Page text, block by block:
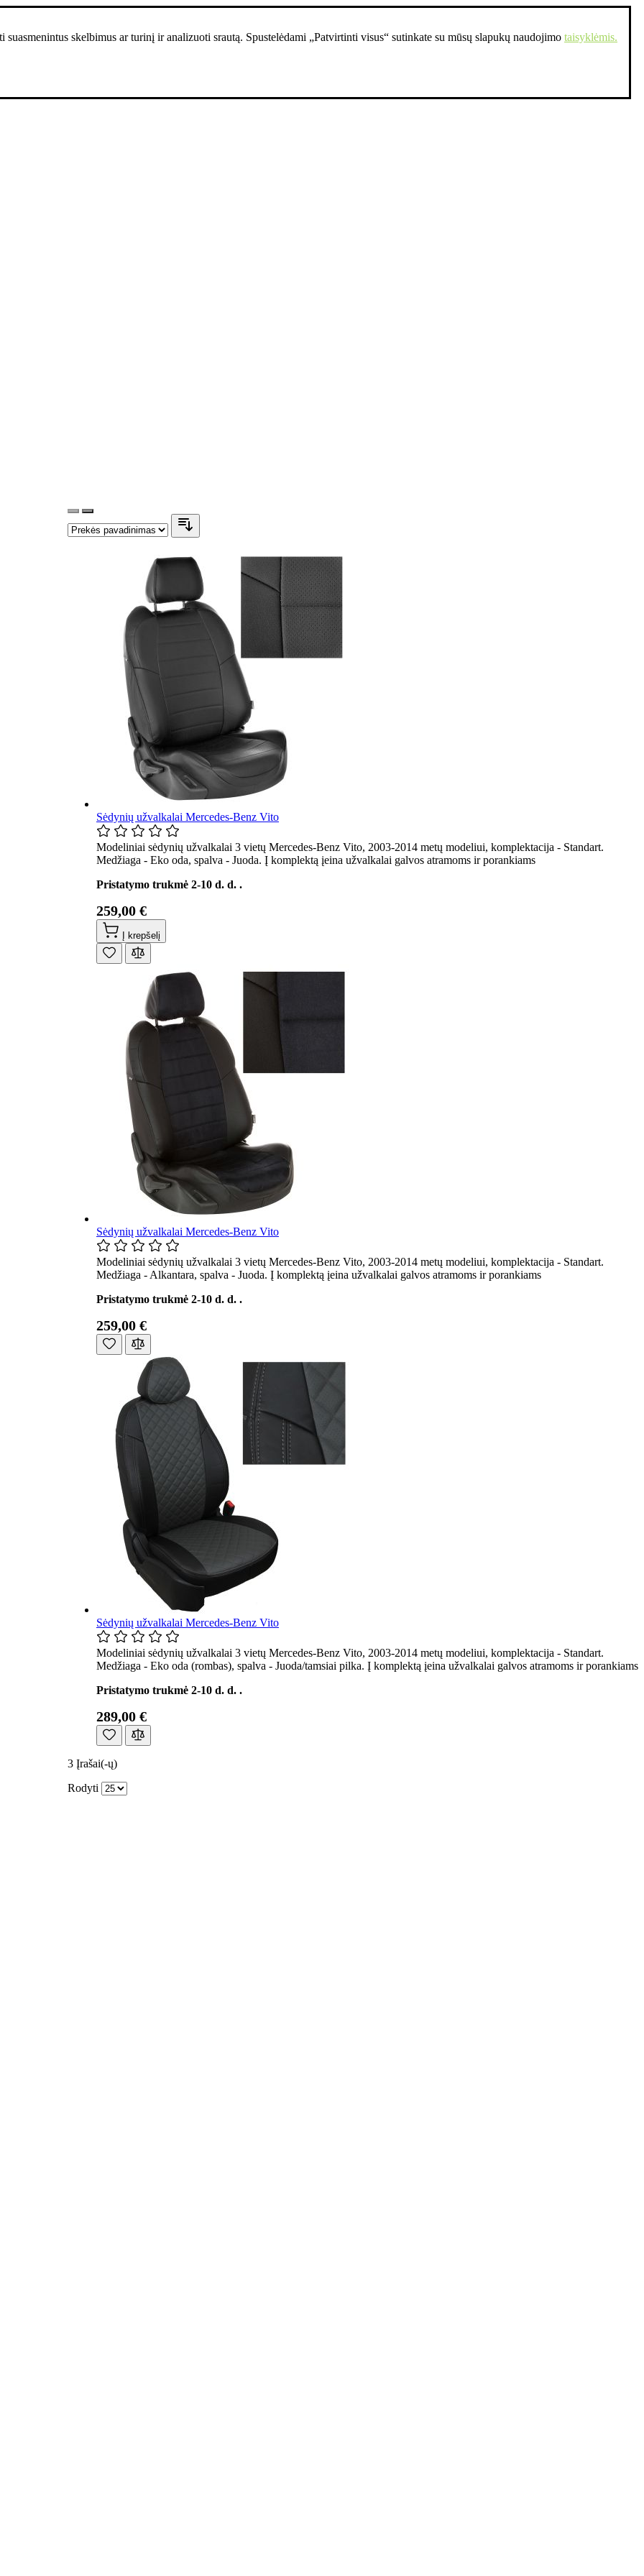
skelbimus ar turinį ir analizuoti srautą. Spustelėdami „Patvirtinti visus“ sutinkate su mūsų slapukų naudojimo taisyklėmis.
Sėdynių užvalkalai Mercedes-Benz Vito
Modeliniai sėdynių užvalkalai 3 vietų Mercedes-Benz Vito, 2003-2014 metų modeliui, komplektacija - Standart.
Medžiaga - Eko oda, spalva - Juoda. Į komplektą įeina užvalkalai galvos atramoms ir porankiams
Pristatymo trukmė 2-10 d. d. .
259,00 €
Į krepšelį
Sėdynių užvalkalai Mercedes-Benz Vito
Modeliniai sėdynių užvalkalai 3 vietų Mercedes-Benz Vito, 2003-2014 metų modeliui, komplektacija - Standart.
Medžiaga - Alkantara, spalva - Juoda. Į komplektą įeina užvalkalai galvos atramoms ir porankiams
Pristatymo trukmė 2-10 d. d. .
259,00 €
Sėdynių užvalkalai Mercedes-Benz Vito
Modeliniai sėdynių užvalkalai 3 vietų Mercedes-Benz Vito, 2003-2014 metų modeliui, komplektacija - Standart.
Medžiaga - Eko oda (rombas), spalva - Juoda/tamsiai pilka. Į komplektą įeina užvalkalai galvos atramoms ir porankiams
Pristatymo trukmė 2-10 d. d. .
289,00 €
3 Įrašai(-ų)
Rodyti